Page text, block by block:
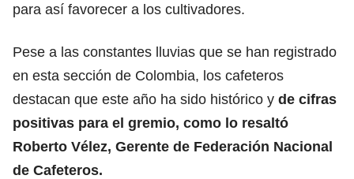
para así favorecer a los cultivadores.
Pese a las constantes lluvias que se han registrado
en esta sección de Colombia, los cafeteros
destacan que este año ha sido histórico y de cifras
positivas para el gremio, como lo resaltó
Roberto Vélez, Gerente de Federación Nacional
de Cafeteros.